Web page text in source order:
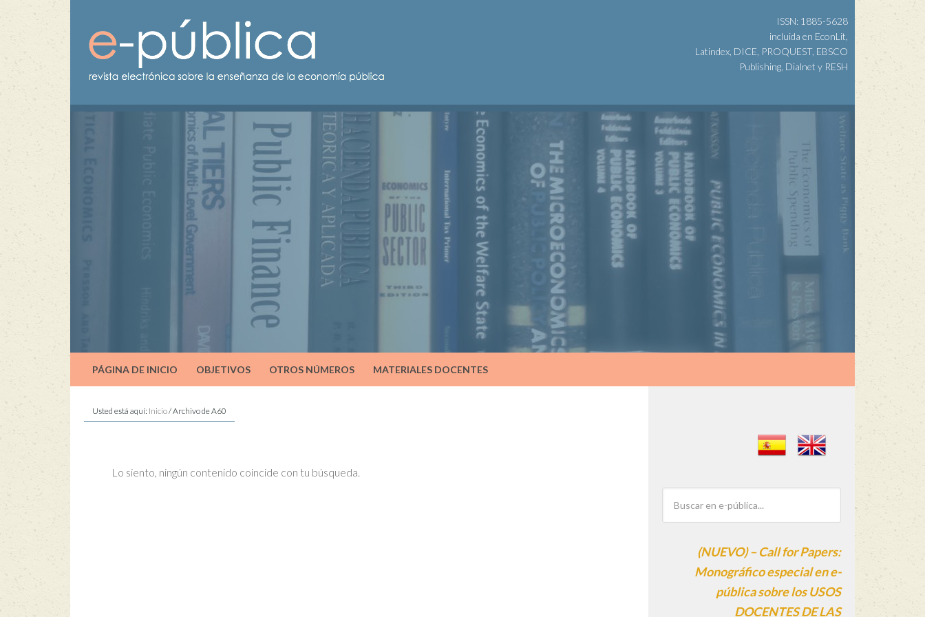
ISSN: 1885-5628
incluida en EconLit,
Latindex, DICE, PROQUEST, EBSCO
Publishing, Dialnet y RESH
PÁGINA DE INICIO OBJETIVOS OTROS NÚMEROS MATERIALES DOCENTES
Usted está aquí: Inicio/Archivo de A60
Lo siento, ningún contenido coincide con tu búsqueda.
(NUEVO) – Call for Papers:
Monográfico especial en e-
pública sobre los USOS
DOCENTES DE LAS